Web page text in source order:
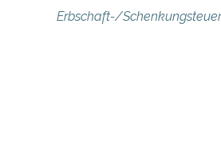
Erbschaft-/Schenkungsteuer